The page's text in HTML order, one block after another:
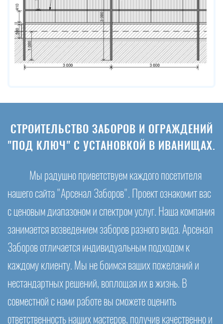
СТРОИТЕЛЬСТВО ЗАБОРОВ И ОГРАЖДЕНИЙ
"ПОД КЛЮЧ" С УСТАНОВКОЙ В ИВАНИЩАХ.
Мы радушно приветствуем каждого посетителя
нашего сайта "Арсенал Заборов". Проект ознакомит вас
с ценовым диапазоном и спектром услуг. Наша компания
занимается возведением заборов разного вида. Арсенал
Заборов отличается индивидуальным подходом к
каждому клиенту. Мы не боимся ваших пожеланий и
нестандартных решений, воплощая их в жизнь. В
совместной с нами работе вы сможете оценить
ответственность наших мастеров, получив качественно и